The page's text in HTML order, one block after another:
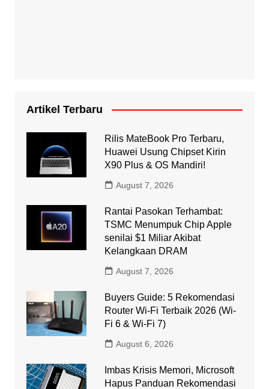
Artikel Terbaru
Rilis MateBook Pro Terbaru,
Huawei Usung Chipset Kirin
X90 Plus & OS Mandiri!
August 7, 2026
Rantai Pasokan Terhambat:
TSMC Menumpuk Chip Apple
senilai $1 Miliar Akibat
Kelangkaan DRAM
August 7, 2026
Buyers Guide: 5 Rekomendasi
Router Wi-Fi Terbaik 2026 (Wi-
Fi 6 & Wi-Fi 7)
August 6, 2026
Imbas Krisis Memori, Microsoft
Hapus Panduan Rekomendasi